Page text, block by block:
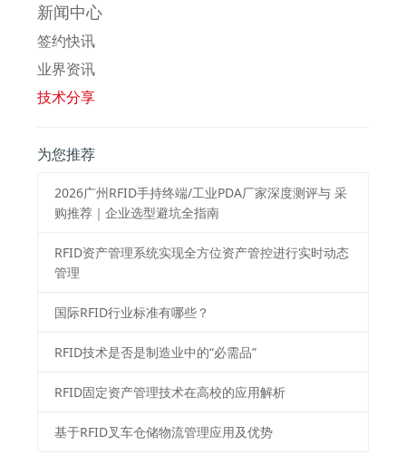
新闻中心
签约快讯
业界资讯
技术分享
为您推荐
2026⼴州RFID⼿持终端/⼯业PDA⼚家深度测评与 采
购推荐｜企业选型避坑全指南
RFID资产管理系统实现全方位资产管控进行实时动态
管理
国际RFID行业标准有哪些？
RFID技术是否是制造业中的“必需品”
RFID固定资产管理技术在高校的应用解析
基于RFID叉车仓储物流管理应用及优势